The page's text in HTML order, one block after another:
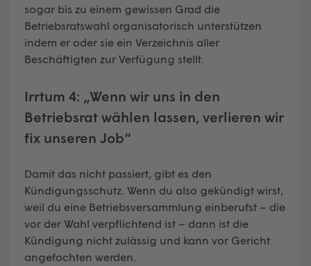
sogar bis zu einem gewissen Grad die
Betriebsratswahl organisatorisch unterstützen
indem er oder sie ein Verzeichnis aller
Beschäftigten zur Verfügung stellt.
Irrtum 4: „Wenn wir uns in den
Betriebsrat wählen lassen, verlieren wir
fix unseren Job“
Damit das nicht passiert, gibt es den
Kündigungsschutz. Wenn du also gekündigt wirst,
weil du eine Betriebsversammlung einberufst – die
vor der Wahl verpflichtend ist – dann ist die
Kündigung nicht zulässig und kann vor Gericht
angefochten werden.